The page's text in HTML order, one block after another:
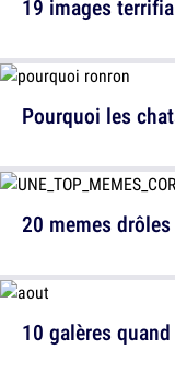
19 images
20 memes
Pourquoi les
10 galères